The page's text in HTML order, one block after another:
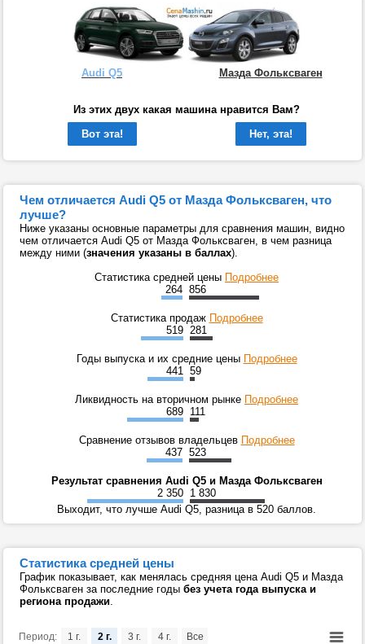
Audi Q5 Мазда Фольксваген
Из этих двух какая машина нравится Вам?
Вот эта!
Нет, эта!
Чем отличается Audi Q5 от Мазда Фольксваген, что
лучше?
Ниже указаны основные параметры для сравнения машин, видно
чем отличается Audi Q5 от Мазда Фольксваген, в чем разница
между ними (значения указаны в баллах).
Статистика средней цены Подробнее
264 856
Статистика продаж Подробнее
519 281
Годы выпуска и их средние цены Подробнее
441 59
Ликвидность на вторичном рынке Подробнее
689 111
Сравнение отзывов владельцев Подробнее
437 523
Результат сравнения Audi Q5 и Мазда Фольксваген
2 350 1 830
Выходит, что лучше Audi Q5, разница в 520 баллов.
Статистика средней цены
График показывает, как менялась средняя цена Audi Q5 и Мазда
Фольксваген за последние годы без учета года выпуска и
региона продажи.
Период: 1 г. 2 г. 3 г. 4 г. Все